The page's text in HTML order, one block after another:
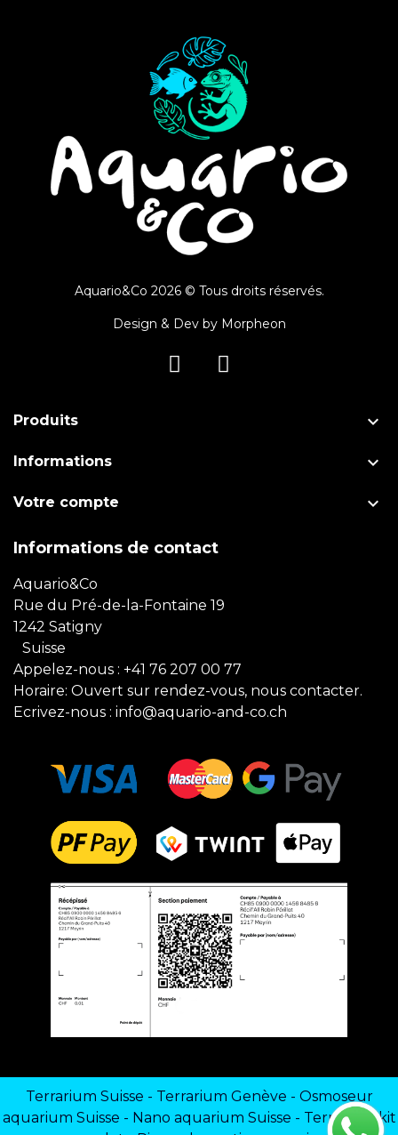
Aquario&Co 2026 © Tous droits réservés.
Design & Dev by Morpheon
Produits 
Informations 
Votre compte 
Informations de contact
Aquario&Co
Rue du Pré-de-la-Fontaine 19
1242 Satigny
Suisse
Appelez-nous : +41 76 207 00 77
Horaire: Ouvert sur rendez-vous, nous contacter.
Ecrivez-nous : info@aquario-and-co.ch
Terrarium Suisse - Terrarium Genève - Osmoseur
aquarium Suisse - Nano aquarium Suisse - Terrarium kit